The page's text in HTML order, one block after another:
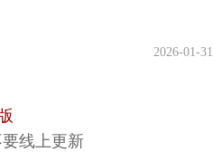
2026-01-31
要线上更新